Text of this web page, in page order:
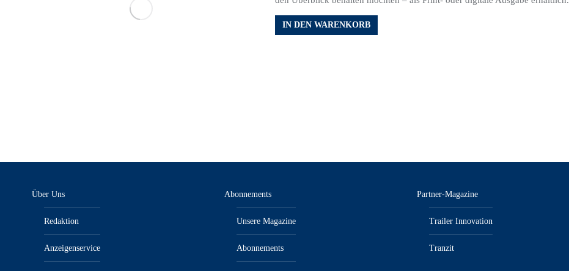
IN DEN WARENKORB
Über Uns
Redaktion
Anzeigenservice
Abonnements
Unsere Magazine
Abonnements
Partner-Magazine
Trailer Innovation
Tranzit